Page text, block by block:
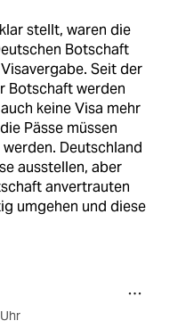
stellt, waren die
Botschaft
Seit der
Botschaft werden
keine Visa mehr
Pässe müssen
Deutschland
ausstellen, aber
anvertrauten
umgehen und diese